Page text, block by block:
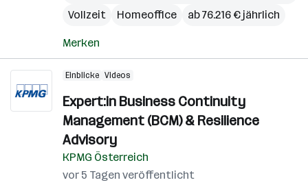
Vollzeit
Homeoffice ab 76.216 € jährlich
Merken
Einblicke Videos
Expert:in Business Continuity
Management (BCM) & Resilience
Advisory
KPMG Österreich
vor 5 Tagen veröffentlicht